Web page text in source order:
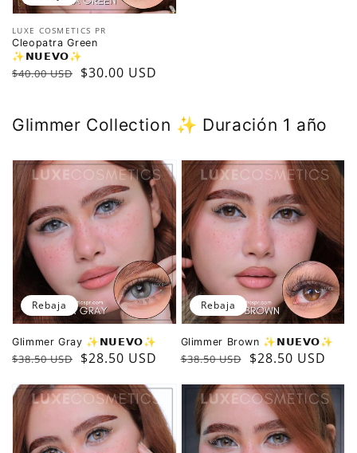
Vendedor:
LUXE COSMETICS PR
Cleopatra Green
✨️𝗡𝗨𝗘𝗩𝗢✨️
Precio
$40.00 USD
Precio
$30.00 USD
Glimmer Collection ✨️ Duración 1 año
Glimmer Gray ✨️𝗡𝗨𝗘𝗩𝗢✨️
Precio
$38.50 USD
Precio
oferta
$28.50 USD
Rebaja
Glimmer Brown ✨️𝗡𝗨𝗘𝗩𝗢✨️
Precio
$38.50 USD
Precio
oferta
$28.50 USD
Rebaja